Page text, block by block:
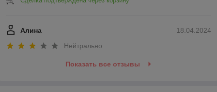
18.04.2024
Алина
Нейтрально
Показать все отзывы